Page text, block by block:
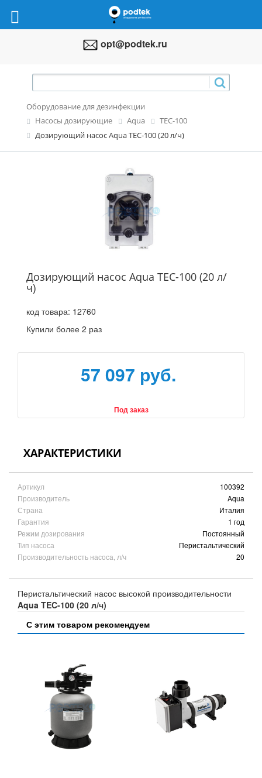
opt@podtek.ru
Оборудование для дезинфекции
Насосы дозирующие
Aqua
TEC-100
Дозирующий насос Aqua TEC-100 (20 л/ч)
Дозирующий насос Aqua TEC-100 (20 л/
ч)
код товара: 12760
Купили более 2 раз
57 097 руб.
Под заказ
ХАРАКТЕРИСТИКИ
Артикул
100392
Производитель
Aqua
Страна
Италия
Гарантия
1 год
Режим дозирования
Постоянный
Тип насоса
Перистальтический
Производительность насоса, л/ч
20
Перистальтический насос высокой производительности
Aqua TEC-100 (20 л/ч)
С этим товаром рекомендуем